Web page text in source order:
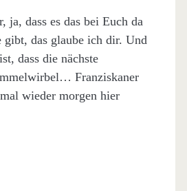
ja, dass es das bei Euch da
gibt, das glaube ich dir. Und
dass die nächste
Franziskaner
wieder morgen hier